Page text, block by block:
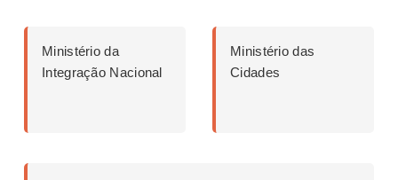
Ministério da
Integração Nacional
Ministério das
Cidades